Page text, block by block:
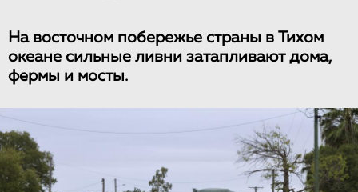
На восточном побережье страны в Тихом
океане сильные ливни затапливают дома,
фермы и мосты.